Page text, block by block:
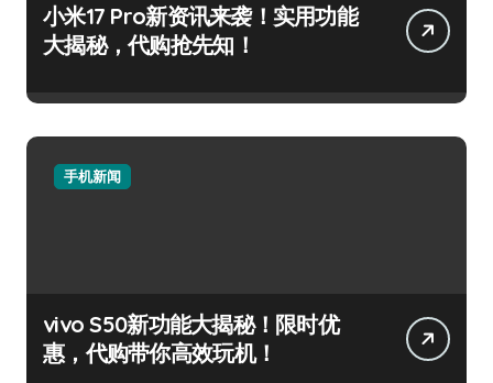
小米17 Pro新资讯来袭！实用功能
大揭秘，代购抢先知！
手机新闻
vivo S50新功能大揭秘！限时优
惠，代购带你高效玩机！